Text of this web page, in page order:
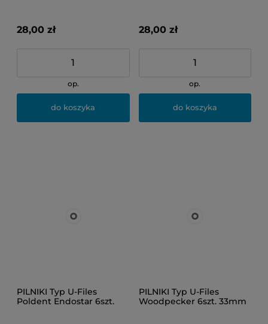
28,00 zł
op.
do koszyka
28,00 zł
op.
do koszyka
PILNIKI Typ U-Files
Poldent Endostar 6szt.
PILNIKI Typ U-Files
Woodpecker 6szt. 33mm